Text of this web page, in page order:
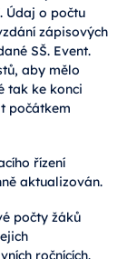
Údaj o počtu
zápisových
SŠ. Event.
aby mělo
tak ke konci
počátkem
řízení
aktualizován.
počty žáků
ročnících.